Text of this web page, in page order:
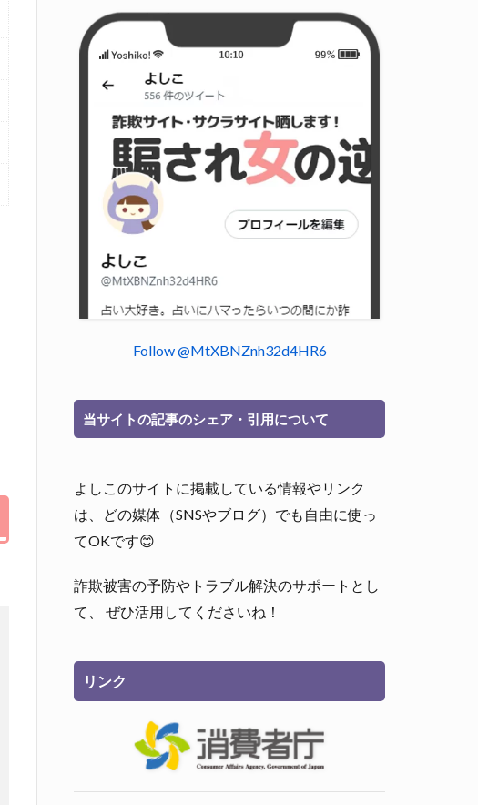
Follow @MtXBNZnh32d4HR6
当サイトの記事のシェア・引用について
よしこのサイトに掲載している情報やリンク
は、どの媒体（SNSやブログ）でも自由に使っ
てOKです😊
詐欺被害の予防やトラブル解決のサポートとし
て、 ぜひ活用してくださいね！
リンク